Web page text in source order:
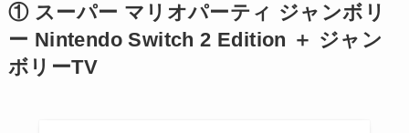
① スーパー マリオパーティ ジャンボリ
ー Nintendo Switch 2 Edition ＋ ジャン
ボリーTV